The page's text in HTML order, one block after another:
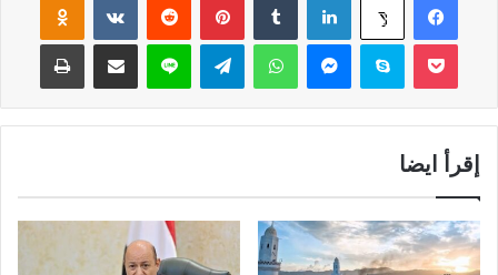
سكايب واتساب لاين
إقرأ ايضا